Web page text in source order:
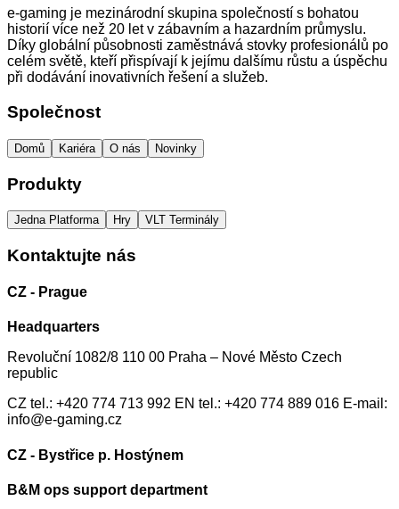
e-gaming je mezinárodní skupina společností s bohatou
historií více než 20 let v zábavním a hazardním průmyslu.
Díky globální působnosti zaměstnává stovky profesionálů po
celém světě, kteří přispívají k jejímu dalšímu růstu a úspěchu
při dodávání inovativních řešení a služeb.
Společnost
Domů Kariéra O nás Novinky
Produkty
Jedna Platforma Hry VLT Terminály
Kontaktujte nás
CZ - Prague
Headquarters
Revoluční 1082/8 110 00 Praha – Nové Město Czech
republic
CZ tel.: +420 774 713 992 EN tel.: +420 774 889 016 E-mail:
info@e-gaming.cz
CZ - Bystřice p. Hostýnem
B&M ops support department